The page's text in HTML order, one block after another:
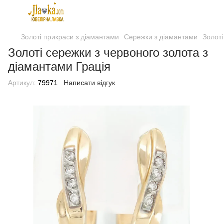
Золоті прикраси з діамантами Сережки з діамантами
Золоті сережки з червоного золота з
діамантами Грація
Артикул: 79971 Написати відгук